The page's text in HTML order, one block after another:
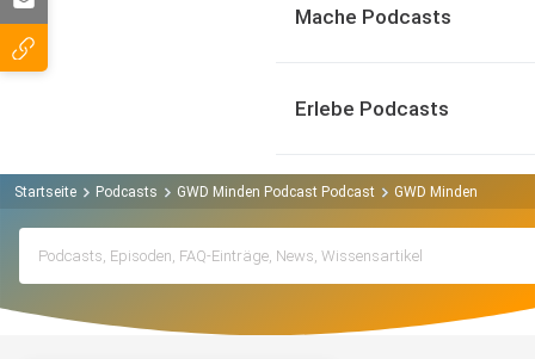
Mache Podcasts
Erlebe Podcasts
Startseite Podcasts GWD Minden Podcast Podcast GWD Minden - TSV